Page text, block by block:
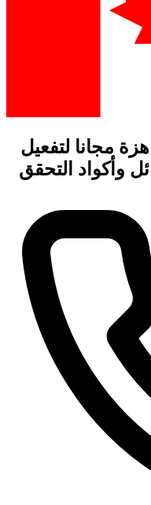
جاهزة مجانا لتفعيل
وأكواد التحقق